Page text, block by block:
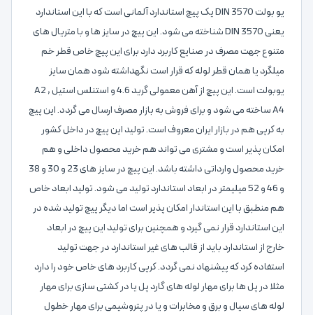
یو بولت DIN 3570 یک پیچ استاندارد آلمانی است که با این استاندارد
یعنی DIN 3570 شناخته می شود. این پیچ در سایز ها و با متریال های
متنوع جهت مصرف در صنایع کاربرد دارد برای این پیچ خاص قطر خم
میلگرد یا همان قطر لوله که قرار است نگهداشته شود همان سایز
یوبولت است. این پیچ از آهن معمولی گرید 4.6 و استنلس استیل A2 ,
A4 ساخته می شود و برای فروش به بازار مصرف ارسال می گردد. این پیچ
به کرپی هم در بازار ایران معروف است. تولید این پیچ در داخل کشور
امکان پذیر است و مشتری می تواند هم خرید محصول داخلی و هم
خرید محصول وارداتی داشته باشد. این پیچ در سایز های 23 و 30 و 38
و 46 و 52 میلیمتر در ابعاد استاندارد تولید می شود. تولید ابعاد خاص
هم منطبق با این استاندار امکان پذیر است اما دیگر پیچ تولید شده در
این استاندارد قرار نمی گیرد و همچنین برای تولید این پیچ در ابعاد
خارج از استاندارد باید از قالب های غیر استاندارد در جهت تولید
استفاده کرد که پیشنهاد نمی گردد. کرپی کاربرد های خاص خود را دارد
مثلا در پل ها برای مهار لوله های گارد پل یا در کشتی سازی برای مهار
لوله های سیال و برق و مخابرات و یا در پتروشیمی برای مهار خطول